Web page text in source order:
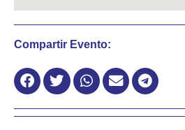
Compartir Evento: